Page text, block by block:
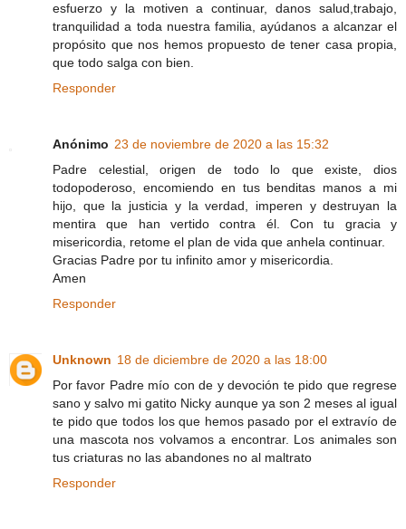
esfuerzo y la motiven a continuar, danos salud,trabajo,
tranquilidad a toda nuestra familia, ayúdanos a alcanzar el
propósito que nos hemos propuesto de tener casa propia,
que todo salga con bien.
Responder
Anónimo 23 de noviembre de 2020 a las 15:32
Padre celestial, origen de todo lo que existe, dios
todopoderoso, encomiendo en tus benditas manos a mi
hijo, que la justicia y la verdad, imperen y destruyan la
mentira que han vertido contra él. Con tu gracia y
misericordia, retome el plan de vida que anhela continuar.
Gracias Padre por tu infinito amor y misericordia.
Amen
Responder
Unknown 18 de diciembre de 2020 a las 18:00
Por favor Padre mío con de y devoción te pido que regrese
sano y salvo mi gatito Nicky aunque ya son 2 meses al igual
te pido que todos los que hemos pasado por el extravío de
una mascota nos volvamos a encontrar. Los animales son
tus criaturas no las abandones no al maltrato
Responder